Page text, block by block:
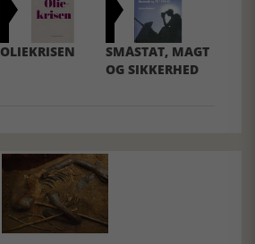
OLIEKRISEN
SMÅSTAT, MAGT
OG SIKKERHED